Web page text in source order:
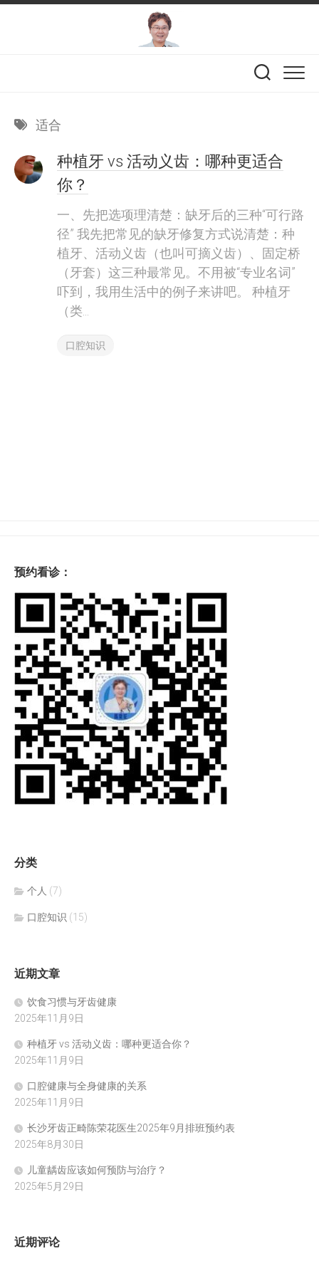
Skip
适合
种植牙 vs 活动义齿：哪种更适合
你？
一、先把选项理清楚：缺牙后的三种“可行路
径” 我先把常见的缺牙修复方式说清楚：种
植牙、活动义齿（也叫可摘义齿）、固定桥
（牙套）这三种最常见。不用被“专业名词”
吓到，我用生活中的例子来讲吧。 种植牙
（类...
口腔知识
预约看诊：
分类
个人 (7)
口腔知识 (15)
近期文章
饮食习惯与牙齿健康
2025年11月9日
种植牙 vs 活动义齿：哪种更适合你？
2025年11月9日
口腔健康与全身健康的关系
2025年11月9日
长沙牙齿正畸陈荣花医生2025年9月排班预约表
2025年8月30日
儿童龋齿应该如何预防与治疗？
2025年5月29日
近期评论